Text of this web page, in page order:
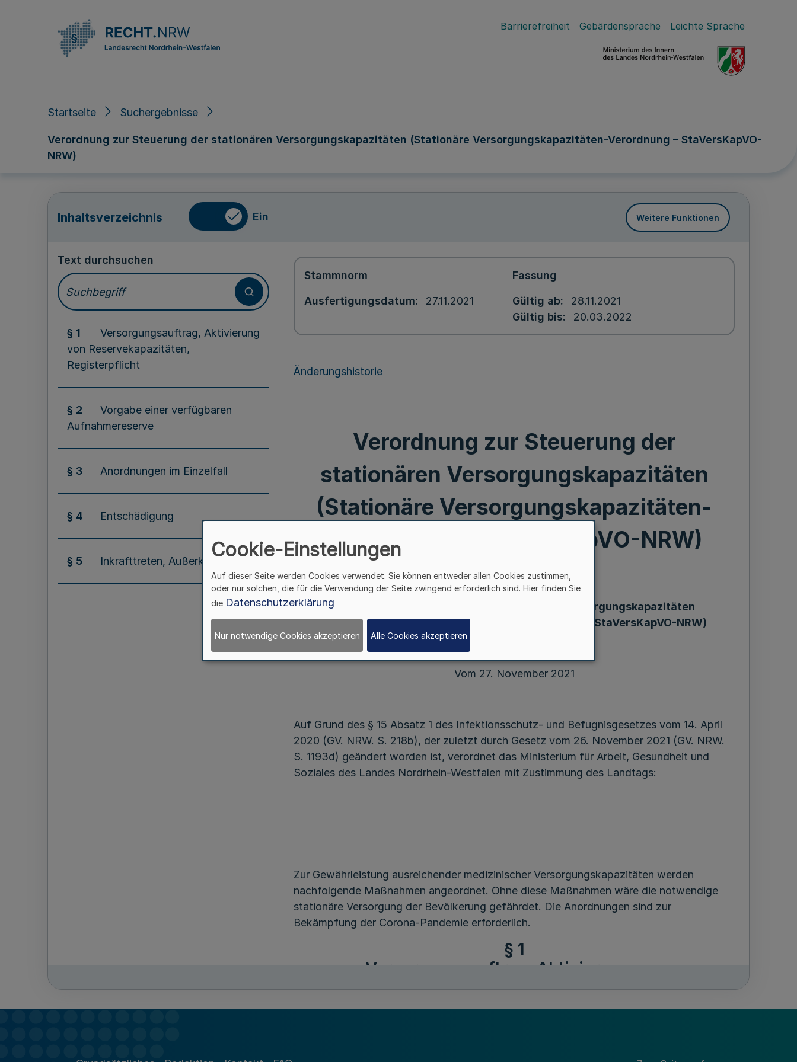
Barrierefreiheit Gebärdensprache Leichte Sprache
Startseite Suchergebnisse
Verordnung zur Steuerung der stationären Versorgungskapazitäten (Stationäre Versorgungskapazitäten-Verordnung – StaVersKapVO-
NRW)
Inhaltsverzeichnis Ein Weitere Funktionen
Text durchsuchen
§ 1
Versorgungsauftrag, Aktivierung
von Reservekapazitäten,
Registerpflicht
§ 2
Vorgabe einer verfügbaren
Aufnahmereserve
§ 3 Anordnungen im Einzelfall
§ 4 Entschädigung
§ 5 Inkrafttreten, Außerkrafttreten
Stammnorm
Ausfertigungsdatum 27.11.2021
Fassung
Gültig ab
28.11.2021
Gültig bis
20.03.2022
Änderungshistorie
Verordnung zur Steuerung der
stationären Versorgungskapazitäten
(Stationäre Versorgungskapazitäten-
Verordnung – StaVersKapVO-NRW)
Mehr
Verordnung zur Steuerung der stationären Versorgungskapazitäten
(Stationäre Versorgungskapazitäten-Verordnung – StaVersKapVO-NRW)
Vom 27. November 2021
Auf Grund des § 15 Absatz 1 des Infektionsschutz- und Befugnisgesetzes vom 14. April
2020 (GV. NRW. S. 218b), der zuletzt durch Gesetz vom 26. November 2021 (GV. NRW.
S. 1193d) geändert worden ist, verordnet das Ministerium für Arbeit, Gesundheit und
Soziales des Landes Nordrhein-Westfalen mit Zustimmung des Landtags:
Zur Gewährleistung ausreichender medizinischer Versorgungskapazitäten werden
nachfolgende Maßnahmen angeordnet. Ohne diese Maßnahmen wäre die notwendige
stationäre Versorgung der Bevölkerung gefährdet. Die Anordnungen sind zur
Bekämpfung der Corona-Pandemie erforderlich.
§ 1
Versorgungsauftrag, Aktivierung von
Reservekapazitäten, Registerpflicht
Cookie-Einstellungen
Auf dieser Seite werden Cookies verwendet. Sie können entweder allen Cookies zustimmen,
oder nur solchen, die für die Verwendung der Seite zwingend erforderlich sind. Hier finden Sie
die Datenschutzerklärung
Nur notwendige Cookies akzeptieren Alle Cookies akzeptieren